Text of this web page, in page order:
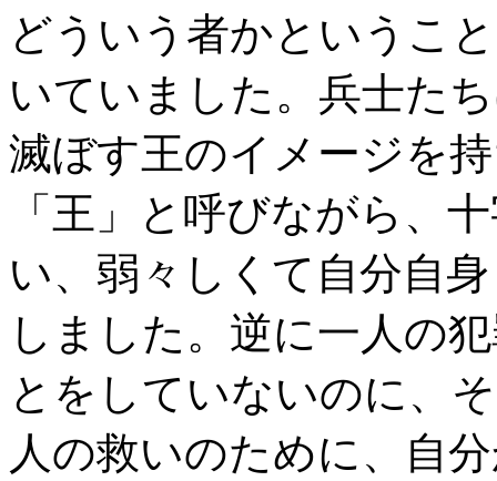
どういう者かというこ
いていました。兵士た
滅ぼす王のイメージを
「王」と呼びながら、
い、弱々しくて自分自
しました。逆に一人の
とをしていないのに、
人の救いのために、自